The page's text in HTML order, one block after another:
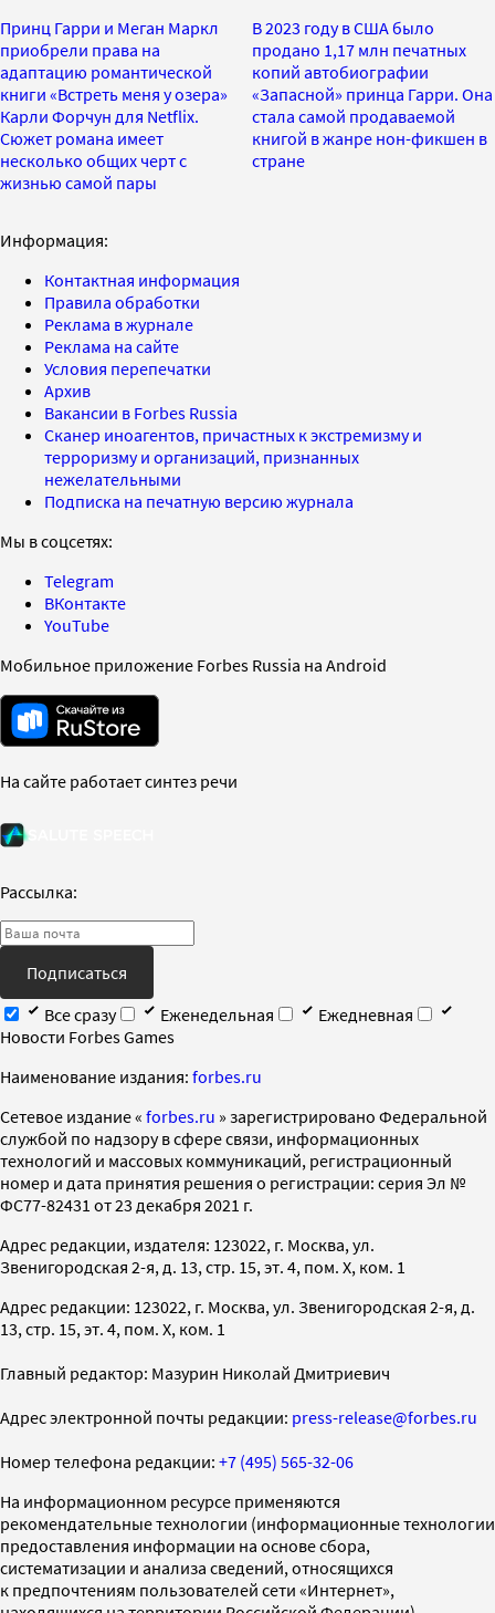
Принц Гарри и Меган Маркл
приобрели права на
адаптацию романтической
книги «Встреть меня у озера»
Карли Форчун для Netflix.
Сюжет романа имеет
несколько общих черт с
жизнью самой пары
В 2023 году в США было
продано 1,17 млн печатных
копий автобиографии
«Запасной» принца Гарри. Она
стала самой продаваемой
книгой в жанре нон-фикшен в
стране
Информация:
Контактная информация
Правила обработки
Реклама в журнале
Реклама на сайте
Условия перепечатки
Архив
Вакансии в Forbes Russia
Сканер иноагентов, причастных к экстремизму и
терроризму и организаций, признанных
нежелательными
Подписка на печатную версию журнала
Мы в соцсетях:
Telegram
ВКонтакте
YouTube
Мобильное приложение Forbes Russia на Android
На сайте работает синтез речи
Рассылка:
Подписаться
Все сразу
Еженедельная
Ежедневная
Новости Forbes Games
Наименование издания: forbes.ru
Cетевое издание « forbes.ru » зарегистрировано Федеральной
службой по надзору в сфере связи, информационных
технологий и массовых коммуникаций, регистрационный
номер и дата принятия решения о регистрации: серия Эл №
ФС77-82431 от 23 декабря 2021 г.
Адрес редакции, издателя: 123022, г. Москва, ул.
Звенигородская 2-я, д. 13, стр. 15, эт. 4, пом. X, ком. 1
Адрес редакции: 123022, г. Москва, ул. Звенигородская 2-я, д.
13, стр. 15, эт. 4, пом. X, ком. 1
Главный редактор: Мазурин Николай Дмитриевич
Адрес электронной почты редакции: press-release@forbes.ru
Номер телефона редакции: +7 (495) 565-32-06
На информационном ресурсе применяются
рекомендательные технологии (информационные технологии
предоставления информации на основе сбора,
систематизации и анализа сведений, относящихся
к предпочтениям пользователей сети «Интернет»,